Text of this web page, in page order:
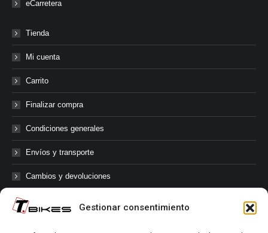
Gestionar consentimiento
eCarretera
Tienda
Mi cuenta
Carrito
Finalizar compra
Condiciones generales
Envíos y transporte
Cambios y devoluciones